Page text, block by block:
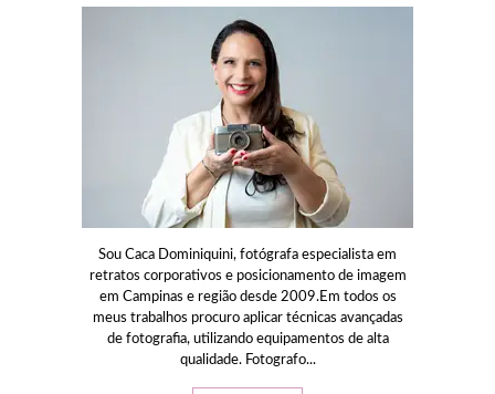
Sou Caca Dominiquini, fotógrafa especialista em
retratos corporativos e posicionamento de imagem
em Campinas e região desde 2009.Em todos os
meus trabalhos procuro aplicar técnicas avançadas
de fotografia, utilizando equipamentos de alta
qualidade. Fotografo...